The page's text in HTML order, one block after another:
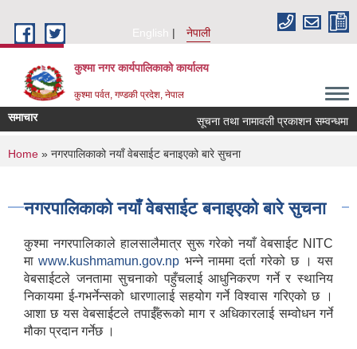
English
नेपाली
कुश्मा नगर कार्यपालिकाको कार्यालय
कुश्मा पर्वत, गण्डकी प्रदेश, नेपाल
समाचार सूचना तथा नामावली प्रकाशन सम्वन्धमा
You are here
Home » नगरपालिकाको नयाँ वेबसाईट बनाइएको बारे सुचना
नगरपालिकाको नयाँ वेबसाईट बनाइएको बारे सुचना
कुश्मा नगरपालिकाले हालसालैमात्र सुरू गरेको नयाँ वेबसाईट NITC
माwww.kushmamun.gov.np भन्ने नाममा दर्ता गरेको छ । यस
वेबसाईटले जनतामा सुचनाको पहुँचलाई आधुनिकरण गर्ने र स्थानिय
निकायमा ई-गभर्नेन्सको धारणालाई सहयोग गर्ने विश्वास गरिएको छ ।
आशा छ यस वेबसाईटले तपाईँहरूको माग र अधिकारलाई सम्वोधन गर्ने
मौका प्रदान गर्नेछ ।